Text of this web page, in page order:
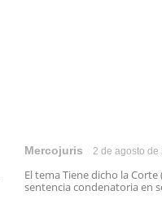
Mercojuris 2 de agosto de
El tema Tiene dicho la
sentencia condenatoria en